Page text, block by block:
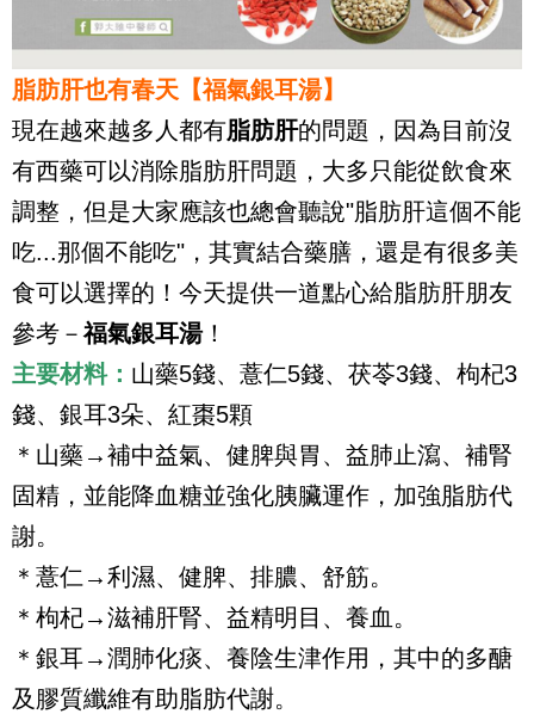
脂肪肝也有春天【福氣銀耳湯】
現在越來越多人都有脂肪肝的問題，因為目前沒
有西藥可以消除脂肪肝問題，大多只能從飲食來
調整，但是大家應該也總會聽說"脂肪肝這個不能
吃...那個不能吃" ，其實結合藥膳，還是有很多美
食可以選擇的！今天提供一道點心給脂肪肝朋友
參考－福氣銀耳湯！
主要材料： 山藥5錢、薏仁5錢、茯苓3錢、枸杞3
錢、銀耳3朵、紅棗5顆
＊山藥→補中益氣、健脾與胃、益肺止瀉、補腎
固精，並能降血糖並強化胰臟運作，加強脂肪代
謝。
＊薏仁 →利濕、健脾、排膿、舒筋。
＊枸杞→滋補肝腎、益精明目、養血。
＊銀耳→潤肺化痰、養陰生津作用，其中的多醣
及膠質纖維有助脂肪代謝。